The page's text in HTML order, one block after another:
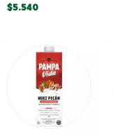
$5.540